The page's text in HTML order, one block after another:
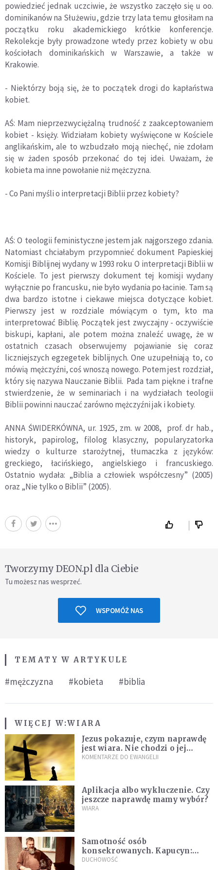
powiedzieć jednak uczciwie, że wszystko zaczęło się u oo.
dominikanów na Służewiu, gdzie trzy lata temu głosiłam na
początku roku akademickiego krótkie konferencje.
Rekolekcje były prowadzone wtedy przez kobiety w obu
kościołach dominikańskich w Warszawie, a także w
Krakowie.
- Niektórzy boją się, że to początek drogi do kapłaństwa
kobiet.
AŚ: Mam nieprzezwyciężalną trudność z zaakceptowaniem
kobiet - księży. Widziałam kobiety wyświęcone w Kościele
anglikańskim, ale to wzbudzało moją niechęć, nie zdołam
się w żaden sposób przekonać do tej idei. Uważam, że
kobieta ma inne powołanie niż mężczyzna.
- Co Pani myśli o interpretacji Biblii przez kobiety?
AŚ: O teologii feministyczne jestem jak najgorszego zdania.
Natomiast chciałabym przypomnieć dokument Papieskiej
Komisji Biblijnej wydany w 1993 roku O interpretacji Biblii w
Kościele. To jest pierwszy dokument tej komisji wydany
wyłącznie po francusku, nie było wydania po łacinie. Tam są
dwa bardzo istotne i ciekawe miejsca dotyczące kobiet.
Pierwszy jest w rozdziale mówiącym o tym, kto ma
interpretować Biblię. Początek jest zwyczajny - oczywiście
biskupi, kapłani, ale potem można znaleźć uwagę, że w
ostatnich czasach obserwujemy pojawianie się coraz
liczniejszych egzegetek biblijnych. One uzupełniają to, co
mówią mężczyźni, coś wnoszą nowego. Potem jest rozdział,
który się nazywa Nauczanie Biblii. Pada tam piękne i trafne
stwierdzenie, że w seminariach i na wydziałach teologii
Biblii powinni nauczać zarówno mężczyźni jak i kobiety.
ANNA ŚWIDERKÓWNA, ur. 1925, zm. w 2008, prof. dr hab.,
historyk, papirolog, filolog klasyczny, popularyzatorka
wiedzy o kulturze starożytnej, tłumaczka z języków:
greckiego, łacińskiego, angielskiego i francuskiego.
Ostatnio wydała: „Biblia a człowiek współczesny” (2005)
oraz „Nie tylko o Biblii” (2005).
Tworzymy DEON.pl dla Ciebie
Tu możesz nas wesprzeć.
WSPOMÓŻ NAS
TEMATY W ARTYKULE
#mężczyzna #kobieta #biblia
WIĘCEJ W:WIARA
Jezus pokazuje, czym naprawdę
jest wiara. Nie chodzi o jej
wielkość
KOMENTARZE DO EWANGELII
Aplikacja albo wykluczenie. Czy
jeszcze naprawdę mamy wybór?
WIARA
Samotność osób
konsekrowanych. Kapucyn:
Życie w pojedynkę rzadko jest
DUCHOWOŚĆ